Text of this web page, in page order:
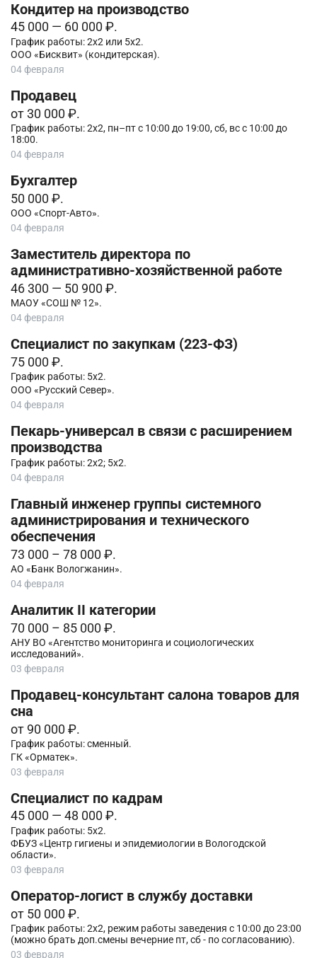
Кондитер на производство
45 000 — 60 000 ₽.
График работы: 2х2 или 5х2.
ООО «Бисквит» (кондитерская).
04 февраля
Продавец
от 30 000 ₽.
График работы: 2х2, пн–пт с 10:00 до 19:00, сб, вс с 10:00 до
18:00.
04 февраля
Бухгалтер
50 000 ₽.
ООО «Спорт-Авто».
04 февраля
Заместитель директора по
административно-хозяйственной работе
46 300 — 50 900 ₽.
МАОУ «СОШ № 12».
04 февраля
Специалист по закупкам (223-ФЗ)
75 000 ₽.
График работы: 5х2.
ООО «Русский Север».
04 февраля
Пекарь-универсал в связи с расширением
производства
График работы: 2х2; 5х2.
04 февраля
Главный инженер группы системного
администрирования и технического
обеспечения
73 000 – 78 000 ₽.
АО «Банк Вологжанин».
04 февраля
Аналитик II категории
70 000 – 85 000 ₽.
АНУ ВО «Агентство мониторинга и социологических
исследований».
03 февраля
Продавец-консультант салона товаров для
сна
от 90 000 ₽.
График работы: сменный.
ГК «Орматек».
03 февраля
Специалист по кадрам
45 000 — 48 000 ₽.
График работы: 5х2.
ФБУЗ «Центр гигиены и эпидемиологии в Вологодской
области».
03 февраля
Оператор-логист в службу доставки
от 50 000 ₽.
График работы: 2х2, режим работы заведения с 10:00 до 23:00
(можно брать доп.смены вечерние пт, сб - по согласованию).
03 февраля